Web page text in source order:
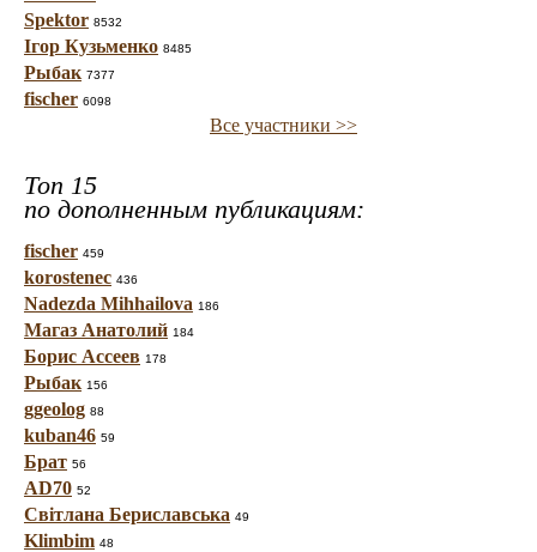
Spektor 8532
Ігор Кузьменко 8485
Рыбак 7377
fischer 6098
Все участники >>
Топ 15
по дополненным публикациям:
fischer 459
korostenec 436
Nadezda Mihhailova 186
Магаз Анатолий 184
Борис Ассеев 178
Рыбак 156
ggeolog 88
kuban46 59
Брат 56
AD70 52
Світлана Бериславська 49
Klimbim 48